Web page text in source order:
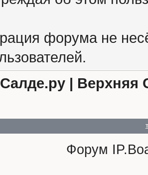
форума не
| Верхняя
Форум